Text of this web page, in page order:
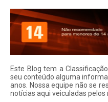
Este Blog tem a
seu conteúdo alguma
anos. Nossa equipe não se
notí­cias aqui veiculadas pelos